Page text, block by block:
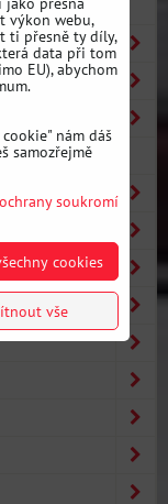
výkon webu,
ti přesně ty díly,
data při tom
EU), abychom
nám dáš
samozřejmě
soukromí
cookies
vše